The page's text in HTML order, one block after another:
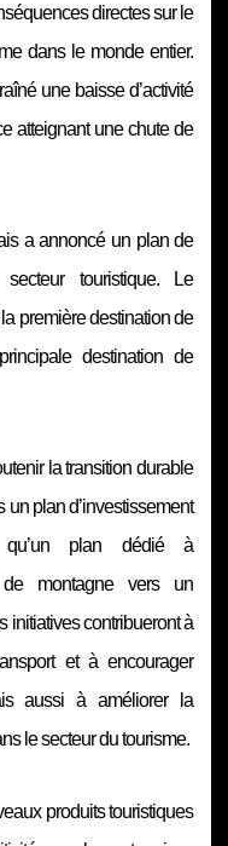
directes sur le
dans le monde entier.
une baisse d’activité
atteignant une chute de
a annoncé un plan de
touristique. Le
première destination de
destination de
la transition durable
un plan d’investissement
plan dédié à
de montagne vers un
initiatives contribueront à
et à encourager
aussi à améliorer la
le secteur du tourisme.
produits touristiques